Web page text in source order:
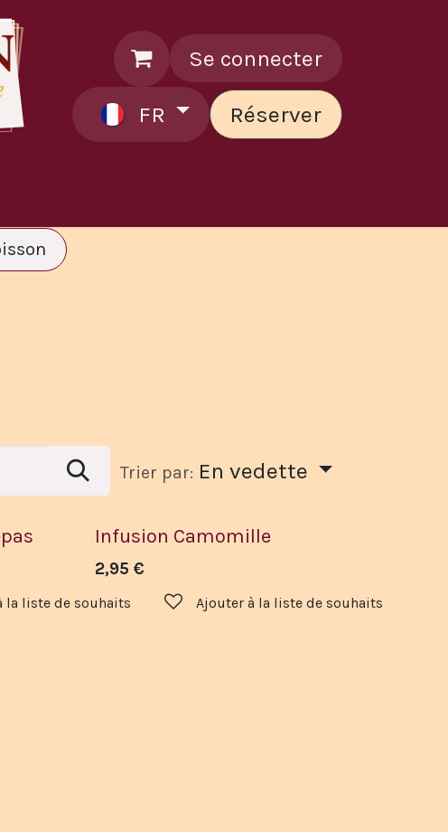
Se connecter
FR Réserver
Trier par: En vedette
la liste de souhaits
Infusion Camomille
2,95 €
Ajouter à la liste de souhaits